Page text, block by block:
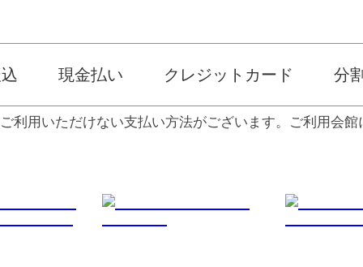
現金払い クレジットカード 分
利⽤いただけない⽀払い⽅法がございます。ご利⽤会